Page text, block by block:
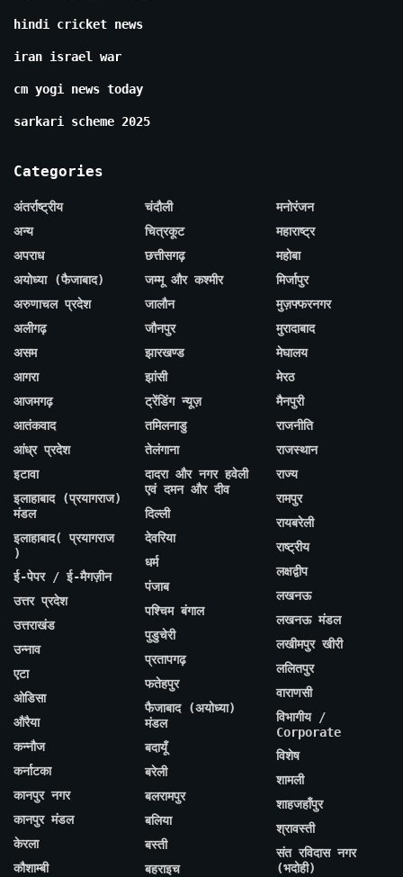
hindi cricket news
iran israel war
cm yogi news today
sarkari scheme 2025
Categories
अंतर्राष्ट्रीय
अन्य
अपराध
अयोध्या (फैजाबाद)
अरुणाचल प्रदेश
अलीगढ़
असम
आगरा
आजमगढ़
आतंकवाद
आंध्र प्रदेश
इटावा
इलाहाबाद (प्रयागराज)
मंडल
इलाहाबाद( प्रयागराज
)
ई-पेपर / ई-मैगज़ीन
उत्तर प्रदेश
उत्तराखंड
उन्नाव
एटा
ओडिसा
औरैया
कन्नौज
कर्नाटका
कानपुर नगर
कानपुर मंडल
केरला
कौशाम्बी
चंदौली
चित्रकूट
छत्तीसगढ़
जम्मू और कश्मीर
जालौन
जौनपुर
झारखण्ड
झांसी
ट्रेंडिंग न्यूज़
तमिलनाडु
तेलंगाना
दादरा और नगर हवेली
एवं दमन और दीव
दिल्ली
देवरिया
धर्म
पंजाब
पश्चिम बंगाल
पुडुचेरी
प्रतापगढ़
फतेहपुर
फैजाबाद (अयोध्या)
मंडल
बदायूँ
बरेली
बलरामपुर
बलिया
बस्ती
बहराइच
मनोरंजन
महाराष्ट्र
महोबा
मिर्जापुर
मुज़फ्फरनगर
मुरादाबाद
मेघालय
मेरठ
मैनपुरी
राजनीति
राजस्थान
राज्य
रामपुर
रायबरेली
राष्ट्रीय
लक्षद्वीप
लखनऊ
लखनऊ मंडल
लखीमपुर खीरी
ललितपुर
वाराणसी
विभागीय /
Corporate
विशेष
शामली
शाहजहाँपुर
श्रावस्ती
संत रविदास नगर
(भदोही)